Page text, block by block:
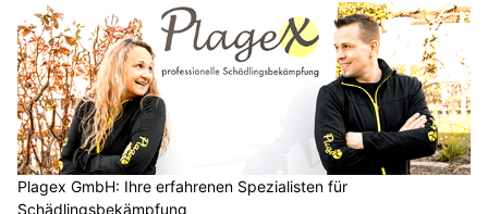
Plagex GmbH: Ihre erfahrenen Spezialisten für
Schädlingsbekämpfung